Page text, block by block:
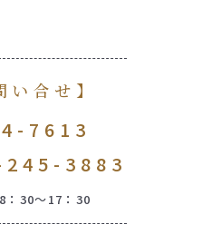
い合せ】
7613
245-3883
30～17：30